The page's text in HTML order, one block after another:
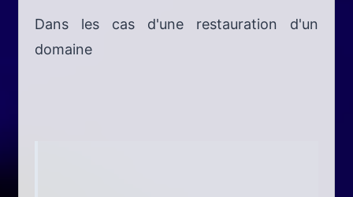
Dans les cas d'une restauration d'un
domaine